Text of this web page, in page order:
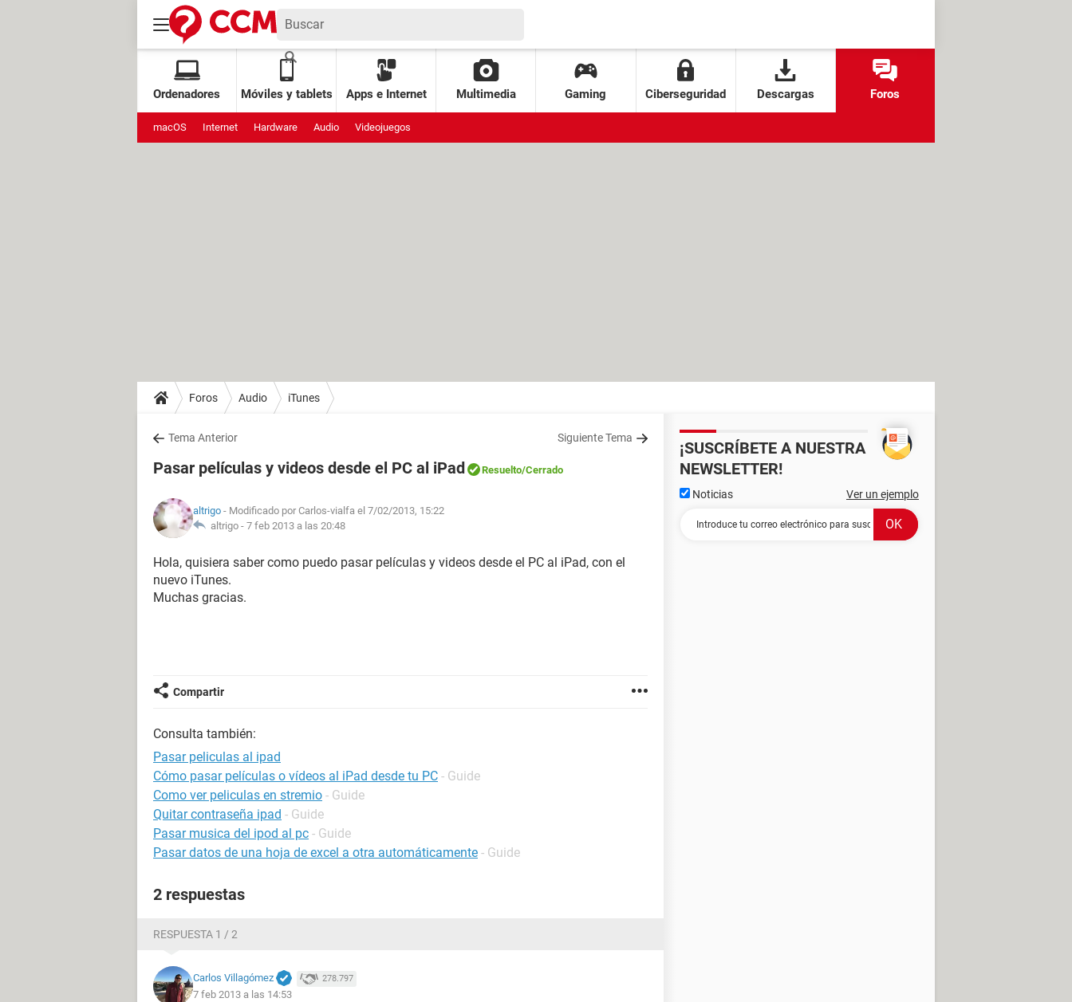
Ordenadores Móviles y tablets Apps e Internet Multimedia Gaming Ciberseguridad Descargas Foros
macOS Internet Hardware Audio Videojuegos
Foros Audio iTunes
Tema Anterior Siguiente Tema
Pasar películas y videos desde el PC al iPad Resuelto/Cerrado
altrigo - Modificado por Carlos-vialfa el 7/02/2013, 15:22
altrigo - 7 feb 2013 a las 20:48
Hola, quisiera saber como puedo pasar películas y videos desde el PC al iPad, con el
nuevo iTunes.
Muchas gracias.
Compartir
Consulta también:
Pasar peliculas al ipad
Cómo pasar películas o vídeos al iPad desde tu PC - Guide
Como ver peliculas en stremio - Guide
Quitar contraseña ipad - Guide
Pasar musica del ipod al pc - Guide
Pasar datos de una hoja de excel a otra automáticamente - Guide
2 respuestas
RESPUESTA 1 / 2
Carlos Villagómez 278.797
7 feb 2013 a las 14:53
¡SUSCRÍBETE A NUESTRA
NEWSLETTER!
Noticias Ver un ejemplo